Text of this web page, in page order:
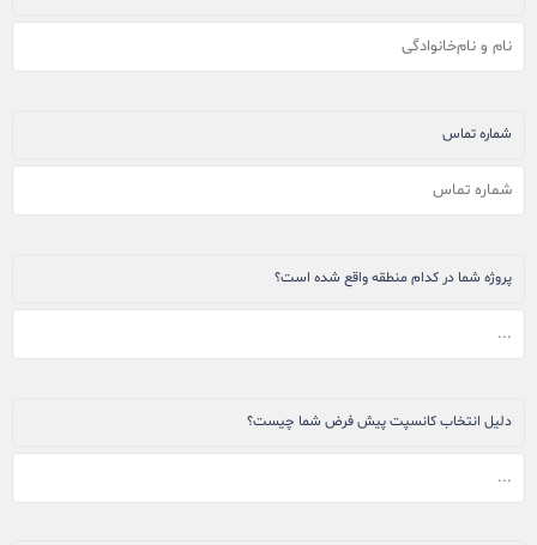
شماره تماس
پروژه شما در کدام منطقه واقع شده است؟
دلیل انتخاب کانسپت پیش فرض شما چیست؟